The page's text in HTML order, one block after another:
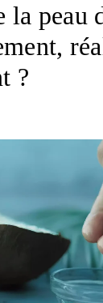
la peau
?